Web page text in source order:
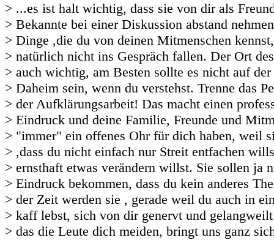
> ...es ist halt wichtig, dass sie von dir als
> Bekannte bei einer Diskussion abstand
> Dinge ,die du von deinen Mitmenschen
> natürlich nicht ins Gespräch fallen. Der Ort
> auch wichtig, am Besten sollte es nicht auf
> Daheim sein, wenn du verstehst. Trenne das
> der Aufklärungsarbeit! Das macht einen
> Eindruck und deine Familie, Freunde und
> "immer" ein offenes Ohr für dich haben, weil
> ,dass du nicht einfach nur Streit entfachen
> ernsthaft etwas verändern willst. Sie sollen ja
> Eindruck bekommen, dass du kein anderes
> der Zeit werden sie , gerade weil du auch in
> kaff lebst, sich von dir genervt und
> das die Leute dich meiden, bringt uns ganz